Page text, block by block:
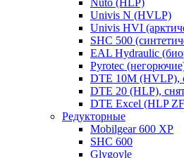
Nuto (HLP)
Univis N (HVLP)
Univis HVI
SHC 500
EAL Hydraulic
Pyrotec
DTE 10M (HVLP),
DTE 20 (HLP),
DTE Excel (HLP
Редукторные
Mobilgear 600 XP
SHC 600
Glygoyle